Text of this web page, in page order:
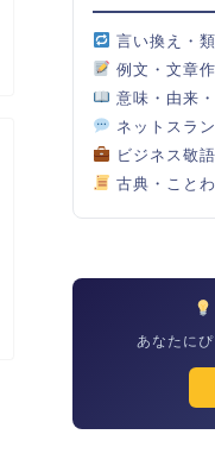
言い換え・
例文・文章
意味・由来
ネットスラ
ビジネス敬語
古典・こと
あなたに